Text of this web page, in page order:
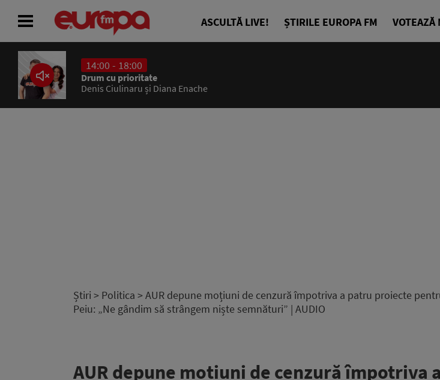
ASCULTĂ LIVE! ȘTIRILE EUROPA FM VOTEAZĂ
14:00 - 18:00
Drum cu prioritate
Denis Ciulinaru și Diana Enache
Știri > Politica > AUR depune moțiuni de cenzură împotriva a patru proiecte
Peiu: „Ne gândim să strângem niște semnături” | AUDIO
AUR depune moțiuni de cenzură împotriva
ACASĂ
ȘTIRI